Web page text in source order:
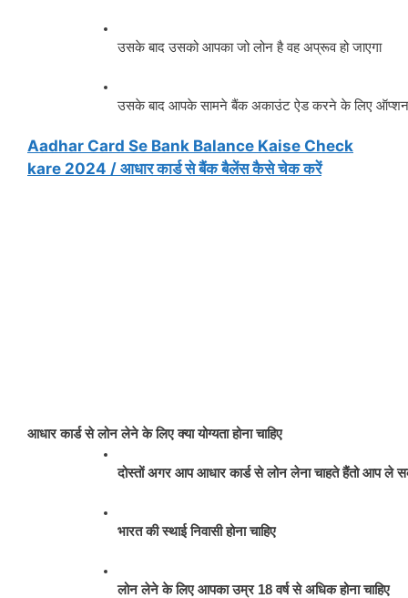
उसके बाद उसको आपका जो लोन है वह अप्रूव हो जाएगा
उसके बाद आपके सामने बैंक अकाउंट ऐड करने के लिए ऑप्शन
Aadhar Card Se Bank Balance Kaise Check
kare 2024 / आधार कार्ड से बैंक बैलेंस कैसे चेक करें
आधार कार्ड से लोन लेने के लिए क्या योग्यता होना चाहिए
दोस्तों अगर आप आधार कार्ड से लोन लेना चाहते हैंतो आप ले
भारत की स्थाई निवासी होना चाहिए
लोन लेने के लिए आपका उम्र 18 वर्ष से अधिक होना चाहिए